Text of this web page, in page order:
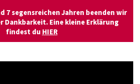
7 segensreichen Jahren beenden wir
Dankbarkeit. Eine kleine Erklärung
findest du HIER